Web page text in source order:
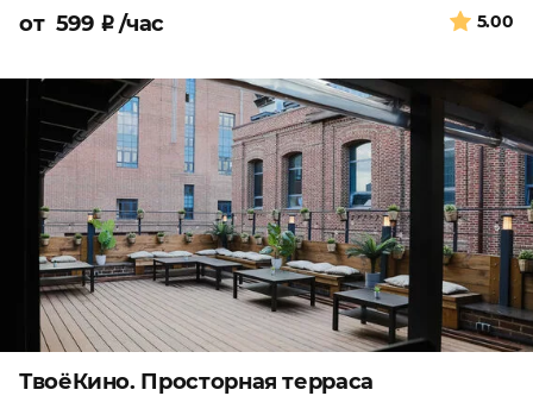
5.00
от 599 ₽/час
ТвоёКино. Просторная терраса